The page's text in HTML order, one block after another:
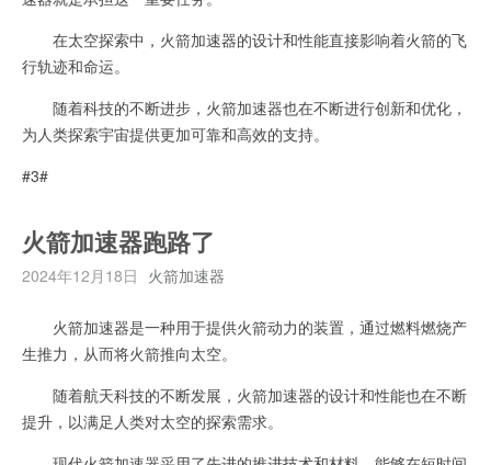
在太空探索中，火箭加速器的设计和性能直接影响着火箭的飞
行轨迹和命运。
随着科技的不断进步，火箭加速器也在不断进行创新和优化，
为人类探索宇宙提供更加可靠和高效的支持。
#3#
火箭加速器跑路了
2024年12月18日 火箭加速器
火箭加速器是一种用于提供火箭动力的装置，通过燃料燃烧产
生推力，从而将火箭推向太空。
随着航天科技的不断发展，火箭加速器的设计和性能也在不断
提升，以满足人类对太空的探索需求。